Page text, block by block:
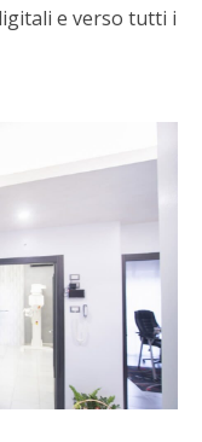
e verso tutti i